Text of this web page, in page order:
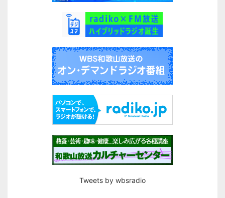
Tweets by wbsradio